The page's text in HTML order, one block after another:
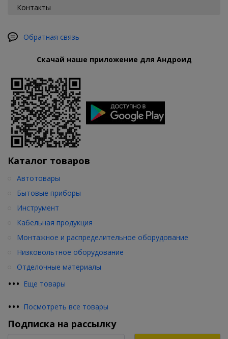
Контакты
Обратная связь
Скачай наше приложение для Андроид
Каталог товаров
••• Еще товары
Автотовары
Бытовые приборы
Инструмент
Кабельная продукция
Монтажное и распределительное оборудование
Низковольтное оборудование
Отделочные материалы
••• Посмотреть все товары
Подписка на рассылку